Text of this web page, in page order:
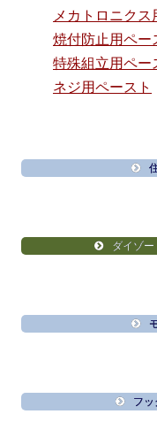
メカトロニクス
焼付防止用ペー
特殊組立用ペー
ネジ用ペースト
ダイゾ
フ